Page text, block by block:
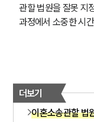
관할 법원을 잘못 지
과정에서 소중한 시
더보기
이혼소송관할 법